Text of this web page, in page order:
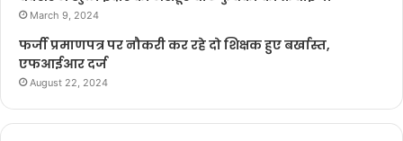
March 9, 2024
फर्जी प्रमाणपत्र पर नौकरी कर रहे दो शिक्षक हुए बर्खास्त,
एफआईआर दर्ज
August 22, 2024